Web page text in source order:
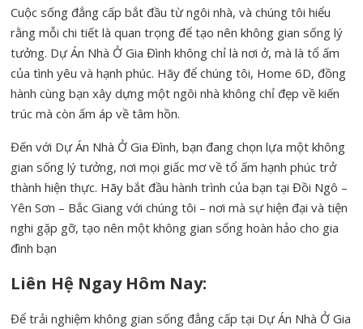
Cuộc sống đẳng cấp bắt đầu từ ngôi nhà, và chúng tôi hiểu
rằng mỗi chi tiết là quan trọng để tạo nên không gian sống lý
tưởng. Dự Án Nhà Ở Gia Đình không chỉ là nơi ở, mà là tổ ấm
của tình yêu và hạnh phúc. Hãy để chúng tôi, Home 6D, đồng
hành cùng bạn xây dựng một ngôi nhà không chỉ đẹp về kiến
trúc mà còn ấm áp về tâm hồn.
Đến với Dự Án Nhà Ở Gia Đình, bạn đang chọn lựa một không
gian sống lý tưởng, nơi mọi giấc mơ về tổ ấm hạnh phúc trở
thành hiện thực. Hãy bắt đầu hành trình của bạn tại Đồi Ngô –
Yên Sơn – Bắc Giang với chúng tôi – nơi mà sự hiện đại và tiện
nghi gặp gỡ, tạo nên một không gian sống hoàn hảo cho gia
đình bạn
Liên Hệ Ngay Hôm Nay:
Để trải nghiệm không gian sống đẳng cấp tại Dự Án Nhà Ở Gia